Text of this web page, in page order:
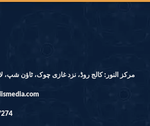
مرکز النور: کالج روڈ، نزد غازی چوک، ٹاؤن شپ،